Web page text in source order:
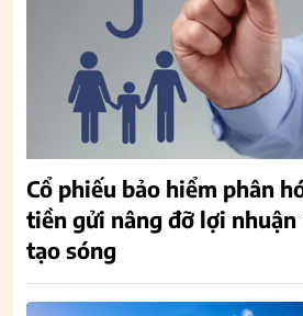
Cổ phiếu bảo hiểm phân
tiền gửi nâng đỡ lợi nhuận
tạo sóng